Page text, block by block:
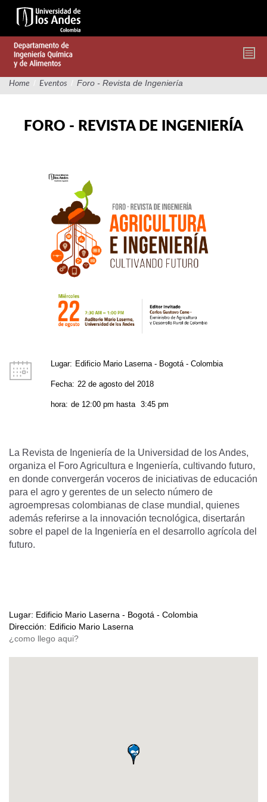
Pasar
contenido
principal
Home / Eventos / Foro - Revista de Ingeniería
FORO - REVISTA DE INGENIERÍA
Lugar: Edificio Mario Laserna - Bogotá - Colombia
Fecha: 22 de agosto del 2018
hora: de 12:00 pm hasta 3:45 pm
La Revista de Ingeniería de la Universidad de los Andes,
organiza el Foro Agricultura e Ingeniería, cultivando futuro,
en donde convergerán voceros de iniciativas de educación
para el agro y gerentes de un selecto número de
agroempresas colombianas de clase mundial, quienes
además referirse a la innovación tecnológica, disertarán
sobre el papel de la Ingeniería en el desarrollo agrícola del
futuro.
Lugar: Edificio Mario Laserna - Bogotá - Colombia
Dirección: Edificio Mario Laserna